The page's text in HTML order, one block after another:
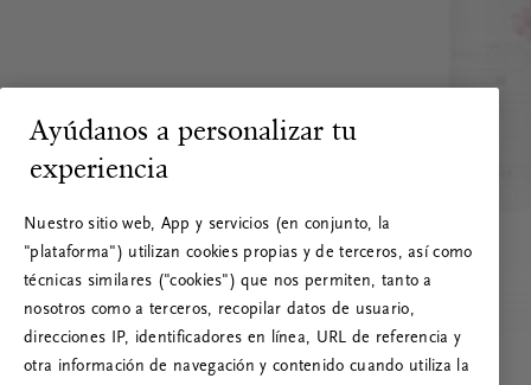
Ayúdanos a personalizar tu
experiencia
Nuestro sitio web, App y servicios (en conjunto, la
"plataforma") utilizan cookies propias y de terceros, así como
técnicas similares ("cookies") que nos permiten, tanto a
nosotros como a terceros, recopilar datos de usuario,
direcciones IP, identificadores en línea, URL de referencia y
otra información de navegación y contenido cuando utiliza la